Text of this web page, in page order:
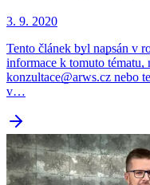
3. 9. 2020
Tento článek byl napsán v
informace k tomuto tématu,
konzultace@arws.cz nebo
v…